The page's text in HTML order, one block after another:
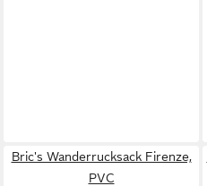
Bric's Wanderrucksack Firenze,
PVC